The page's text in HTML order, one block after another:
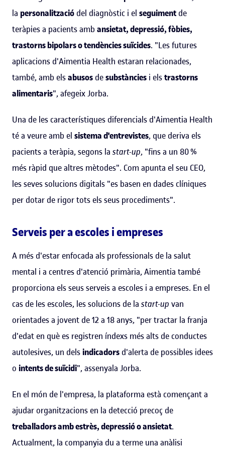
la personalització del diagnòstic i el seguiment de
teràpies a pacients amb ansietat, depressió, fòbies,
trastorns bipolars o tendències suïcides. "Les futures
aplicacions d'Aimentia Health estaran relacionades,
també, amb elsabusos desubstàncies i elstrastorns
alimentaris", afegeix Jorba.
Una de les característiques diferencials d'Aimentia Health
té a veure amb el sistema d'entrevistes, que deriva els
pacients a teràpia, segons la start-up, "fins a un 80 %
més ràpid que altres mètodes". Com apunta el seu CEO,
les seves solucions digitals "es basen en dades clíniques
per dotar de rigor tots els seus procediments".
Serveis per a escoles i empreses
A més d'estar enfocada als professionals de la salut
mental i a centres d'atenció primària, Aimentia també
proporciona els seus serveis a escoles i a empreses. En el
cas de les escoles, les solucions de la start-up van
orientades a jovent de 12 a 18 anys, "per tractar la franja
d'edat en què es registren índexs més alts de conductes
autolesives, un delsindicadors d'alerta de possibles idees
o intents de suïcidi", assenyala Jorba.
En el món de l'empresa, la plataforma està començant a
ajudar organitzacions en la detecció precoç de
treballadors amb estrès, depressió o ansietat.
Actualment, la companyia du a terme una anàlisi